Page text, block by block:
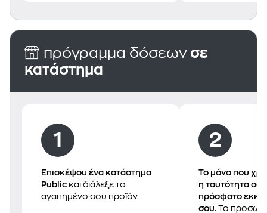
πρόγραμμα δόσεων σε
κατάστημα
Επισκέψου ένα κατάστημα
Public και διάλεξε το
αγαπημένο σου πρoϊόν
Το μόνο που
η ταυτότητα σου
πρόσφατο
σου. Το